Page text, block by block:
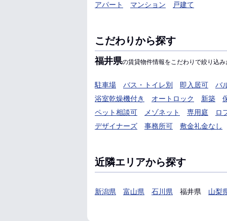
アパート マンション 戸建て
こだわりから探す
福井県の賃貸物件情報をこだわりで絞り込
駐車場 バス・トイレ別 即入居可
バ
浴室乾燥機付き
オートロック 新築
ペット相談可
メゾネット 専用庭
ロ
デザイナーズ
事務所可 敷金礼金なし
近隣エリアから探す
新潟県 富山県 石川県 福井県 山梨